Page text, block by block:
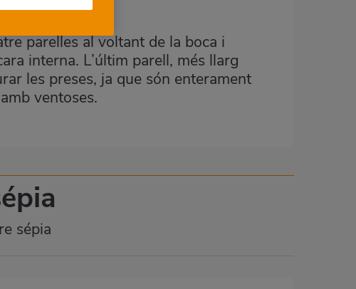
parelles al voltant de la boca i
interna. L’últim parell, més llarg
les preses, ja que són enterament
ventoses.
sépia